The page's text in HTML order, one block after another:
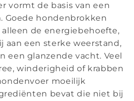
vormt de basis van een
Goede hondenbrokken
de energiebehoefte,
aan een sterke weerstand,
een glanzende vacht. Veel
winderigheid of krabben
moeilijk
bevat die niet bij